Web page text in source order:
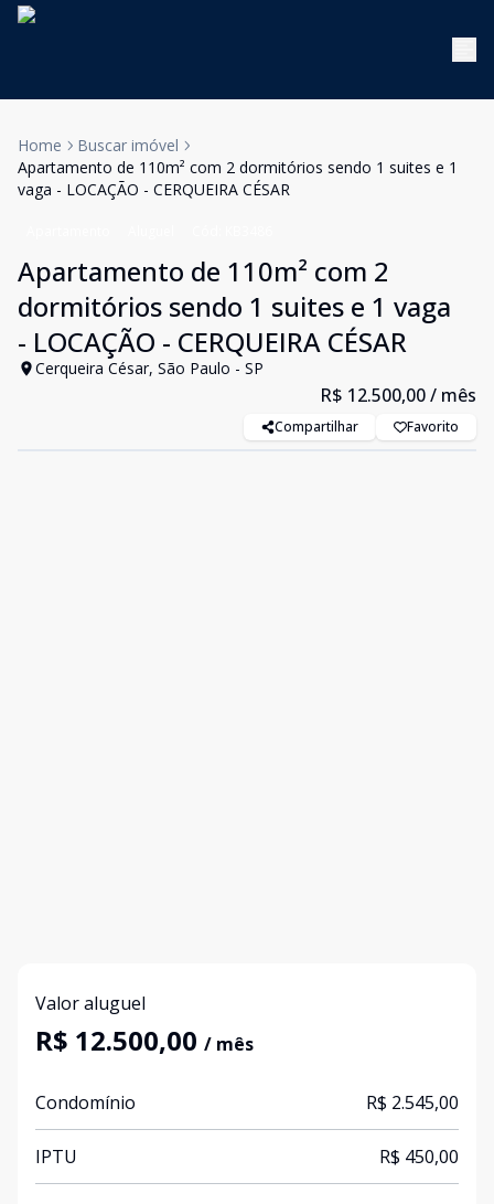
Home
Buscar imóvel
Apartamento de 110m² com 2 dormitórios sendo 1 suites e 1
vaga - LOCAÇÃO - CERQUEIRA CÉSAR
Apartamento de 110m² com 2
dormitórios sendo 1 suites e 1 vaga
- LOCAÇÃO - CERQUEIRA CÉSAR
Cerqueira César, São Paulo - SP
R$ 12.500,00/ mês
Compartilhar Favorito
Valor aluguel
R$ 12.500,00 / mês
Condomínio R$ 2.545,00
IPTU R$ 450,00